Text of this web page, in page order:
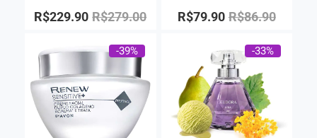
R$279.00
R$229.90 R$86.90
R$79.90
-39% -33%